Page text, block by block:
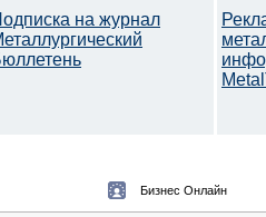
на журнал
Бизнес Онлайн